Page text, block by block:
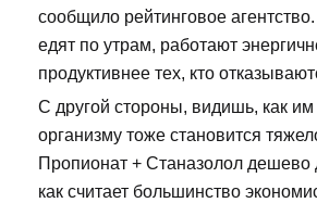
сообщило рейтинговое
едят по утрам, работают
продуктивнее тех, кто
С другой стороны, видишь, как им
организму тоже становится
Пропионат + Станазолол
как считает большинство